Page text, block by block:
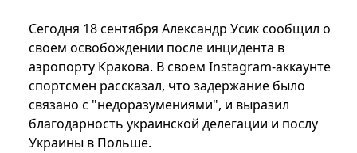
Сегодня 18 сентября Александр Усик сообщил о
своем освобождении после инцидента в
аэропорту Кракова. В своем Instagram-аккаунте
спортсмен рассказал, что задержание было
связано с "недоразумениями", и выразил
благодарность украинской делегации и послу
Украины в Польше.